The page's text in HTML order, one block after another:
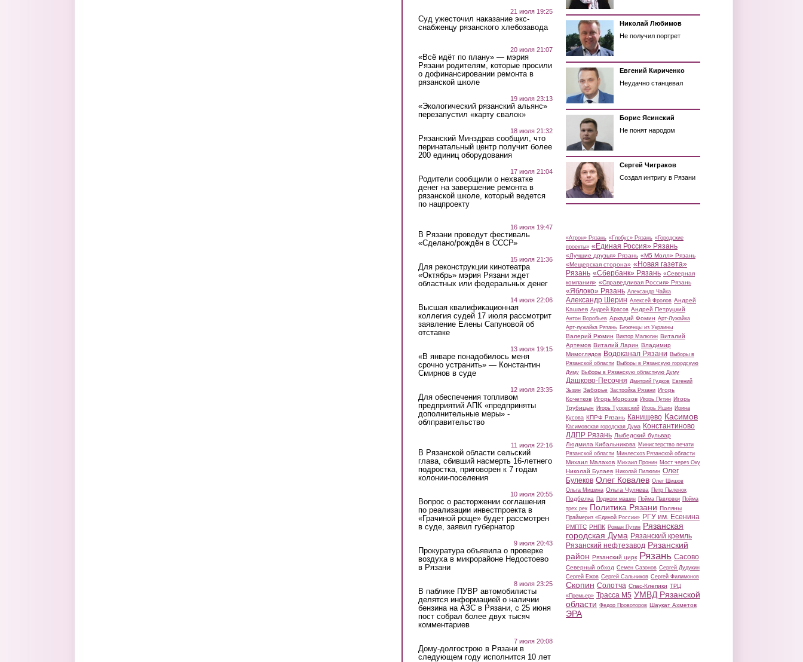
21 июля 19:25
Суд ужесточил наказание экс-
снабженцу рязанского хлебозавода
20 июля 21:07
«Всё идёт по плану» — мэрия
Рязани родителям, которые просили
о дофинансировании ремонта в
рязанской школе
19 июля 23:13
«Экологический рязанский альянс»
перезапустил «карту свалок»
18 июля 21:32
Рязанский Минздрав сообщил, что
перинатальный центр получит более
200 единиц оборудования
17 июля 21:04
Родители сообщили о нехватке
денег на завершение ремонта в
рязанской школе, который ведется
по нацпроекту
16 июля 19:47
В Рязани проведут фестиваль
«Сделано/рождён в СССР»
15 июля 21:36
Для реконструкции кинотеатра
«Октябрь» мэрия Рязани ждет
областных или федеральных денег
14 июля 22:06
Высшая квалификационная
коллегия судей 17 июля рассмотрит
заявление Елены Сапуновой об
отставке
13 июля 19:15
«В январе понадобилось меня
срочно устранить» — Константин
Смирнов в суде
12 июля 23:35
Для обеспечения топливом
предприятий АПК «предприняты
дополнительные меры» -
облправительство
11 июля 22:16
В Рязанской области сельский
глава, сбивший насмерть 16-летнего
подростка, приговорен к 7 годам
колонии-поселения
10 июля 20:55
Вопрос о расторжении соглашения
по реализации инвестпроекта в
«Грачиной роще» будет рассмотрен
в суде, заявил губернатор
9 июля 20:43
Прокуратура объявила о проверке
воздуха в микрорайоне Недостоево
в Рязани
8 июля 23:25
В паблике ПУВР автомобилисты
делятся информацией о наличии
бензина на АЗС в Рязани, с 25 июня
пост собрал более двух тысяч
комментариев
7 июля 20:08
Дому-долгострою в Рязани в
следующем году исполнится 10 лет
Николай Любимов
Не получил портрет
Евгений Кириченко
Неудачно станцевал
Борис Ясинский
Не понят народом
Сергей Чиграков
Создал интригу в Рязани
«Атрон» Рязань «Глобус» Рязань «Городские
проекты» «Единая Россия» Рязань
«Лучшие друзья» Рязань «М5 Молл» Рязань
«Мещерская сторона» «Новая газета»
Рязань «Сбербанк» Рязань «Северная
компания» «Справедливая Россия» Рязань
«Яблоко» Рязань Александр Чайка
Александр Шерин Алексей Фролов Андрей
Кашаев Андрей Красов Андрей Петруцкий
Антон Воробьев Аркадий Фомин Арт-Лужайка
Арт-лужайка Рязань Беженцы из Украины
Валерий Рюмин Виктор Малюгин Виталий
Артемов Виталий Ларин Владимир
Мимоглядов Водоканал Рязани Выборы в
Рязанской области Выборы в Рязанскую городскую
Думу Выборы в Рязанскую областную Думу
Дашково-Песочня Дмитрий Гудков Евгений
Зызин Заборье Застройка Рязани Игорь
Кочетков Игорь Морозов Игорь Путин Игорь
Трубицын Игорь Туровский Игорь Яшин Ирина
Кусова КПРФ Рязань Канищево Касимов
Касимовская городская Дума Константиново
ЛДПР Рязань Лыбедский бульвар
Людмила Кибальникова Министерство печати
Рязанской области Минлесхоз Рязанской области
Михаил Малахов Михаил Пронин Мост через Оку
Николай Булаев Николай Пилюгин Олег
Булеков Олег Ковалев Олег Шишов
Ольга Мишина Ольга Чуляева Петр Пыленок
Подбелка Поджоги машин Пойма Павловки Пойма
трех рек Политика Рязани Поляны
Праймериз «Единой России» РГУ им. Есенина
РМПТС РНПК Роман Путин Рязанская
городская Дума Рязанский кремль
Рязанский нефтезавод Рязанский
район Рязанский цирк Рязань Сасово
Северный обход Семен Сазонов Сергей Дудукин
Сергей Ежов Сергей Сальников Сергей Филимонов
Скопин Солотча Спас-Клепики ТРЦ
«Премьер» Трасса М5 УМВД Рязанской
области Федор Провоторов Шаукат Ахметов
ЭРА